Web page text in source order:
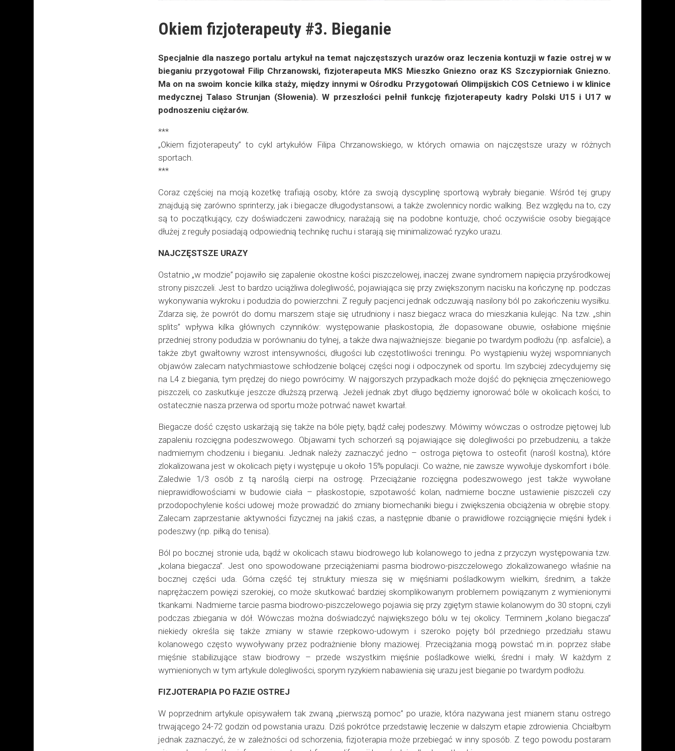
Okiem fizjoterapeuty #3. Bieganie
Specjalnie dla naszego portalu artykuł na temat najczęstszych urazów oraz leczenia kontuzji w fazie ostrej w w
bieganiu przygotował Filip Chrzanowski, fizjoterapeuta MKS Mieszko Gniezno oraz KS Szczypiorniak Gniezno.
Ma on na swoim koncie kilka staży, między innymi w Ośrodku Przygotowań Olimpijskich COS Cetniewo i w klinice
medycznej Talaso Strunjan (Słowenia). W przeszłości pełnił funkcję fizjoterapeuty kadry Polski U15 i U17 w
podnoszeniu ciężarów.
***
„Okiem fizjoterapeuty” to cykl artykułów Filipa Chrzanowskiego, w których omawia on najczęstsze urazy w różnych
sportach.
***
Coraz częściej na moją kozetkę trafiają osoby, które za swoją dyscyplinę sportową wybrały bieganie. Wśród tej grupy
znajdują się zarówno sprinterzy, jak i biegacze długodystansowi, a także zwolennicy nordic walking. Bez względu na to, czy
są to początkujący, czy doświadczeni zawodnicy, narażają się na podobne kontuzje, choć oczywiście osoby biegające
dłużej z reguły posiadają odpowiednią technikę ruchu i starają się minimalizować ryzyko urazu.
NAJCZĘSTSZE URAZY
Ostatnio „w modzie” pojawiło się zapalenie okostne kości piszczelowej, inaczej zwane syndromem napięcia przyśrodkowej
strony piszczeli. Jest to bardzo uciążliwa dolegliwość, pojawiająca się przy zwiększonym nacisku na kończynę np. podczas
wykonywania wykroku i podudzia do powierzchni. Z reguły pacjenci jednak odczuwają nasilony ból po zakończeniu wysiłku.
Zdarza się, że powrót do domu marszem staje się utrudniony i nasz biegacz wraca do mieszkania kulejąc. Na tzw. „shin
splits” wpływa kilka głównych czynników: występowanie płaskostopia, źle dopasowane obuwie, osłabione mięśnie
przedniej strony podudzia w porównaniu do tylnej, a także dwa najważniejsze: bieganie po twardym podłożu (np. asfalcie), a
także zbyt gwałtowny wzrost intensywności, długości lub częstotliwości treningu. Po wystąpieniu wyżej wspomnianych
objawów zalecam natychmiastowe schłodzenie bolącej części nogi i odpoczynek od sportu. Im szybciej zdecydujemy się
na L4 z biegania, tym prędzej do niego powrócimy. W najgorszych przypadkach może dojść do pęknięcia zmęczeniowego
piszczeli, co zaskutkuje jeszcze dłuższą przerwą. Jeżeli jednak zbyt długo będziemy ignorować bóle w okolicach kości, to
ostatecznie nasza przerwa od sportu może potrwać nawet kwartał.
Biegacze dość często uskarżają się także na bóle pięty, bądź całej podeszwy. Mówimy wówczas o ostrodze piętowej lub
zapaleniu rozcięgna podeszwowego. Objawami tych schorzeń są pojawiające się dolegliwości po przebudzeniu, a także
nadmiernym chodzeniu i bieganiu. Jednak należy zaznaczyć jedno – ostroga piętowa to osteofit (narośl kostna), które
zlokalizowana jest w okolicach pięty i występuje u około 15% populacji. Co ważne, nie zawsze wywołuje dyskomfort i bóle.
Zaledwie 1/3 osób z tą naroślą cierpi na ostrogę. Przeciążanie rozcięgna podeszwowego jest także wywołane
nieprawidłowościami w budowie ciała – płaskostopie, szpotawość kolan, nadmierne boczne ustawienie piszczeli czy
przodopochylenie kości udowej może prowadzić do zmiany biomechaniki biegu i zwiększenia obciążenia w obrębie stopy.
Zalecam zaprzestanie aktywności fizycznej na jakiś czas, a następnie dbanie o prawidłowe rozciągnięcie mięśni łydek i
podeszwy (np. piłką do tenisa).
Ból po bocznej stronie uda, bądź w okolicach stawu biodrowego lub kolanowego to jedna z przyczyn występowania tzw.
„kolana biegacza”. Jest ono spowodowane przeciążeniami pasma biodrowo-piszczelowego zlokalizowanego właśnie na
bocznej części uda. Górna część tej struktury miesza się w mięśniami pośladkowym wielkim, średnim, a także
naprężaczem powięzi szerokiej, co może skutkować bardziej skomplikowanym problemem powiązanym z wymienionymi
tkankami. Nadmierne tarcie pasma biodrowo-piszczelowego pojawia się przy zgiętym stawie kolanowym do 30 stopni, czyli
podczas zbiegania w dół. Wówczas można doświadczyć największego bólu w tej okolicy. Terminem „kolano biegacza”
niekiedy określa się także zmiany w stawie rzepkowo-udowym i szeroko pojęty ból przedniego przedziału stawu
kolanowego często wywoływany przez podrażnienie błony maziowej. Przeciążania mogą powstać m.in. poprzez słabe
mięśnie stabilizujące staw biodrowy – przede wszystkim mięśnie pośladkowe wielki, średni i mały. W każdym z
wymienionych w tym artykule dolegliwości, sporym ryzykiem nabawienia się urazu jest bieganie po twardym podłożu.
FIZJOTERAPIA PO FAZIE OSTREJ
W poprzednim artykule opisywałem tak zwaną „pierwszą pomoc” po urazie, która nazywana jest mianem stanu ostrego
trwającego 24-72 godzin od powstania urazu. Dziś pokrótce przedstawię leczenie w dalszym etapie zdrowienia. Chciałbym
jednak zaznaczyć, że w zależności od schorzenia, fizjoterapia może przebiegać w inny sposób. Z tego powodu postaram